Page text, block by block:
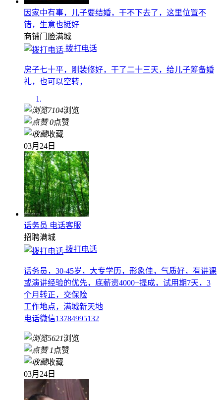
因家中有事，儿子要结婚，干不下去了，这里位置不
错，生意也挺好
商铺门脸满城
拨打电话
房子七十平，刚装修好，干了二十三天，给儿子筹备婚
礼，也可以空转，
7104浏览
0点赞
收藏
03月24日
话务员 电话客服
招聘满城
拨打电话
话务员，30-45岁，大专学历，形象佳，气质好，有讲课
或演讲经验的优先，底薪资4000+提成，试用期7天，3
个月转正，交保险
工作地点，满城新天地
电话微信13784995132
5621浏览
1 点赞
收藏
03月24日